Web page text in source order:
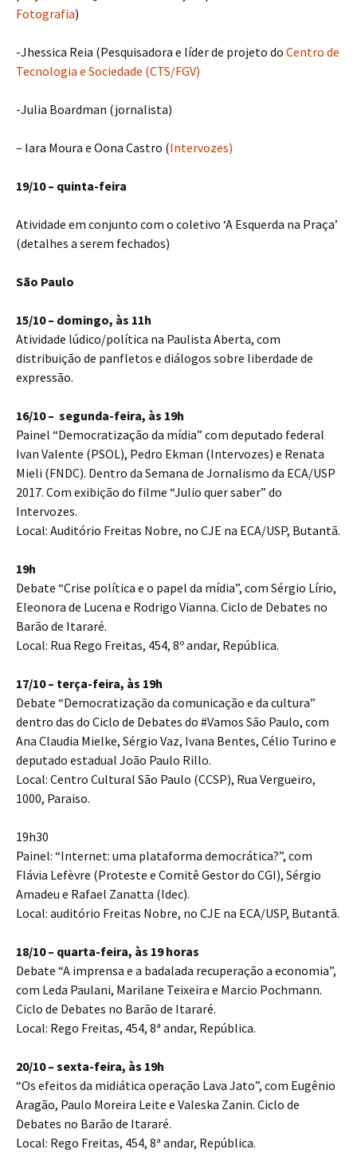
Fotografia)
-Jhessica Reia (Pesquisadora e líder de projeto do Centro de
Tecnologia e Sociedade (CTS/FGV)
-Julia Boardman (jornalista)
– Iara Moura e Oona Castro (Intervozes)
19/10 – quinta-feira
Atividade em conjunto com o coletivo ‘A Esquerda na Praça’
(detalhes a serem fechados)
São Paulo
15/10 – domingo, às 11h
Atividade lúdico/política na Paulista Aberta, com
distribuição de panfletos e diálogos sobre liberdade de
expressão.
16/10 – segunda-feira, às 19h
Painel “Democratização da mídia” com deputado federal
Ivan Valente (PSOL), Pedro Ekman (Intervozes) e Renata
Mieli (FNDC). Dentro da Semana de Jornalismo da ECA/USP
2017. Com exibição do filme “Julio quer saber” do
Intervozes.
Local: Auditório Freitas Nobre, no CJE na ECA/USP, Butantã.
19h
Debate “Crise política e o papel da mídia”, com Sérgio Lírio,
Eleonora de Lucena e Rodrigo Vianna. Ciclo de Debates no
Barão de Itararé.
Local: Rua Rego Freitas, 454, 8º andar, República.
17/10 – terça-feira, às 19h
Debate “Democratização da comunicação e da cultura”
dentro das do Ciclo de Debates do #Vamos São Paulo, com
Ana Claudia Mielke, Sérgio Vaz, Ivana Bentes, Célio Turino e
deputado estadual João Paulo Rillo.
Local: Centro Cultural São Paulo (CCSP), Rua Vergueiro,
1000, Paraiso.
19h30
Painel: “Internet: uma plataforma democrática?”, com
Flávia Lefèvre (Proteste e Comitê Gestor do CGI), Sérgio
Amadeu e Rafael Zanatta (Idec).
Local: auditório Freitas Nobre, no CJE na ECA/USP, Butantã.
18/10 – quarta-feira, às 19 horas
Debate “A imprensa e a badalada recuperação a economia”,
com Leda Paulani, Marilane Teixeira e Marcio Pochmann.
Ciclo de Debates no Barão de Itararé.
Local: Rego Freitas, 454, 8ª andar, República.
20/10 – sexta-feira, às 19h
“Os efeitos da midiática operação Lava Jato”, com Eugênio
Aragão, Paulo Moreira Leite e Valeska Zanin. Ciclo de
Debates no Barão de Itararé.
Local: Rego Freitas, 454, 8ª andar, República.